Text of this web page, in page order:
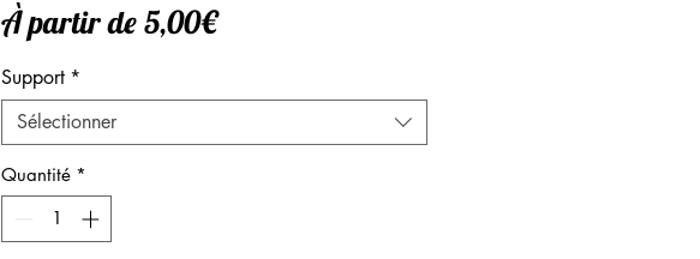
À partir de5,00€Prix
Support *
Sélectionner
Quantité *